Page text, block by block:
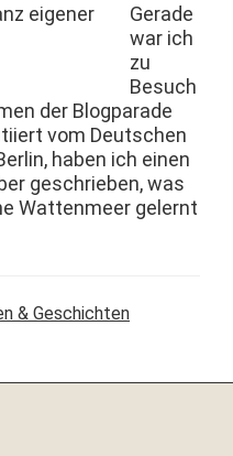
Ger­ade
war ich
zu
Besuch
der Blog­pa­rade
vom Deutschen
haben ich einen
geschrieben, was
Wat­ten­meer gel­ernt
& Geschichten